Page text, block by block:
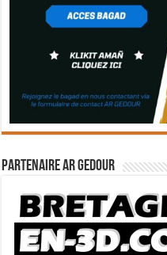
Partenaire Ar Gedour